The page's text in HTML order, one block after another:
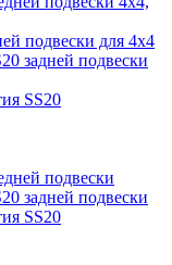
подвески для 4х4
задней подвески
SS20
подвески
задней подвески
SS20